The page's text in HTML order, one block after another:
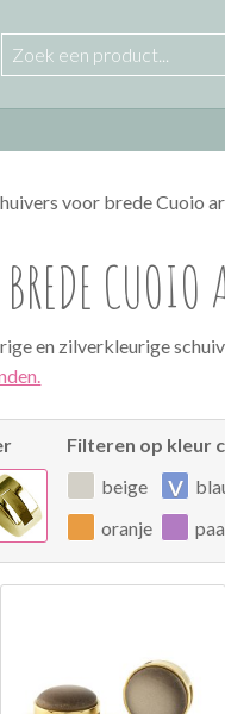
voor brede Cuoio
CUOIO
en zilverkleurige
Filteren op kleur
beige
v
oranje